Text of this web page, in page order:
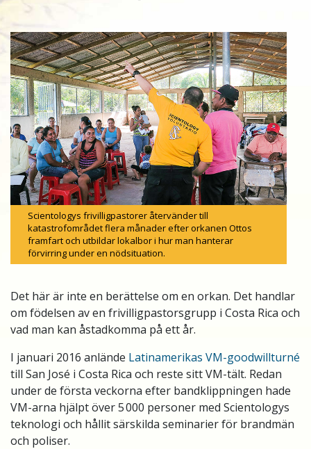
Scientologys frivilligpastorer återvänder till
katastrofområdet flera månader efter orkanen Ottos
framfart och utbildar lokalbor i hur man hanterar
förvirring under en nödsituation.
Det här är inte en berättelse om en orkan. Det handlar
om födelsen av en frivilligpastorsgrupp i Costa Rica och
vad man kan åstadkomma på ett år.
I januari 2016 anlände Latinamerikas VM-goodwillturné
till San José i Costa Rica och reste sitt VM-tält. Redan
under de första veckorna efter bandklippningen hade
VM-arna hjälpt över 5 000 personer med Scientologys
teknologi och hållit särskilda seminarier för brandmän
och poliser.